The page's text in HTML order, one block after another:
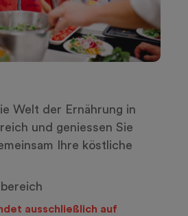
Welt der Ernährung in
und geniessen Sie
Ihre köstliche
ausschließlich auf